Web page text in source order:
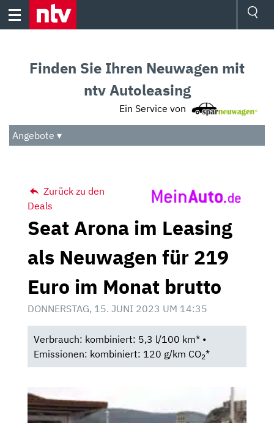
Skip
Audio
Das Beste
Finden Sie Ihren Neuwagen mit
ntv Autoleasing
Ein Service von
Angebote ▾
Zurück zu den
Deals
Seat Arona im Leasing
als Neuwagen für 219
Euro im Monat brutto
DONNERSTAG, 15. JUNI 2023 UM 14:35
Verbrauch: kombiniert: 5,3 l/100 km* •
Emissionen: kombiniert: 120 g/km CO2*